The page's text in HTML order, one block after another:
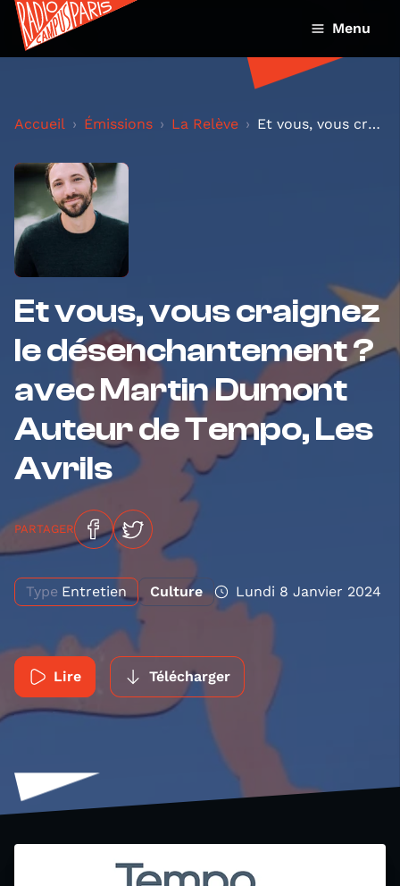
Menu
Accueil Émissions La Relève Et vous, vous craignez le désenchantement ? avec...
Et vous, vous craignez
le désenchantement ?
avec Martin Dumont
Auteur de Tempo, Les
Avrils
PARTAGER
Type Entretien Culture Lundi 8 Janvier 2024
Lire Télécharger